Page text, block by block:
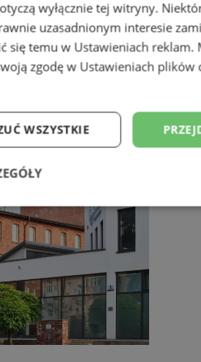
nad Bałtykiem w
Morze
wyłącznie tej witryny.
uzasadnionym interesie
się temu w Ustawieniach reklam.
zgodę w Ustawieniach plików
WSZYSTKIE
Wydajność
Niesklasyfikowane